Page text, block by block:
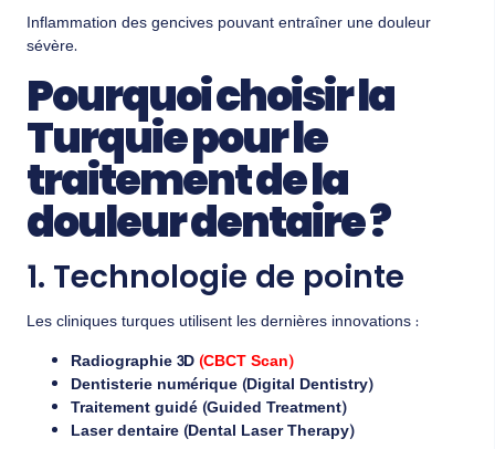
Inflammation des gencives pouvant entraîner une douleur
sévère.
Pourquoi choisir la
Turquie pour le
traitement de la
douleur dentaire ?
1. Technologie de pointe
Les cliniques turques utilisent les dernières innovations :
Radiographie 3D(CBCT Scan)
Dentisterie numérique (Digital Dentistry)
Traitement guidé (Guided Treatment)
Laser dentaire (Dental Laser Therapy)